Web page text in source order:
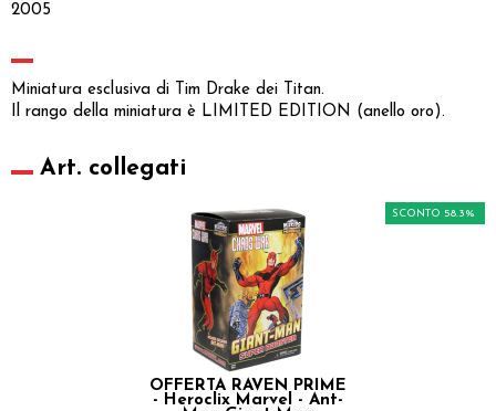
2005
Miniatura esclusiva di Tim Drake dei Titan.
Il rango della miniatura è LIMITED EDITION (anello oro).
Art. collegati
OFFERTA RAVEN PRIME
- Heroclix Marvel - Ant-
SCONTO 58.3%